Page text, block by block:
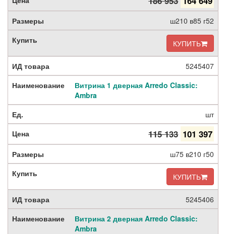
ш210 в85 г52
КУПИТЬ
5245407
Витрина 1 дверная Arredo Classic:
Ambra
шт
115 133 101 397
ш75 в210 г50
КУПИТЬ
5245406
Витрина 2 дверная Arredo Classic:
Ambra